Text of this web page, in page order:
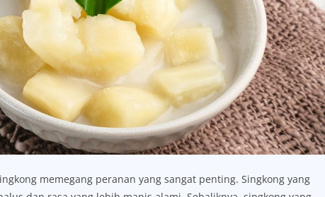
memegang peranan yang sangat penting. Singkong yang